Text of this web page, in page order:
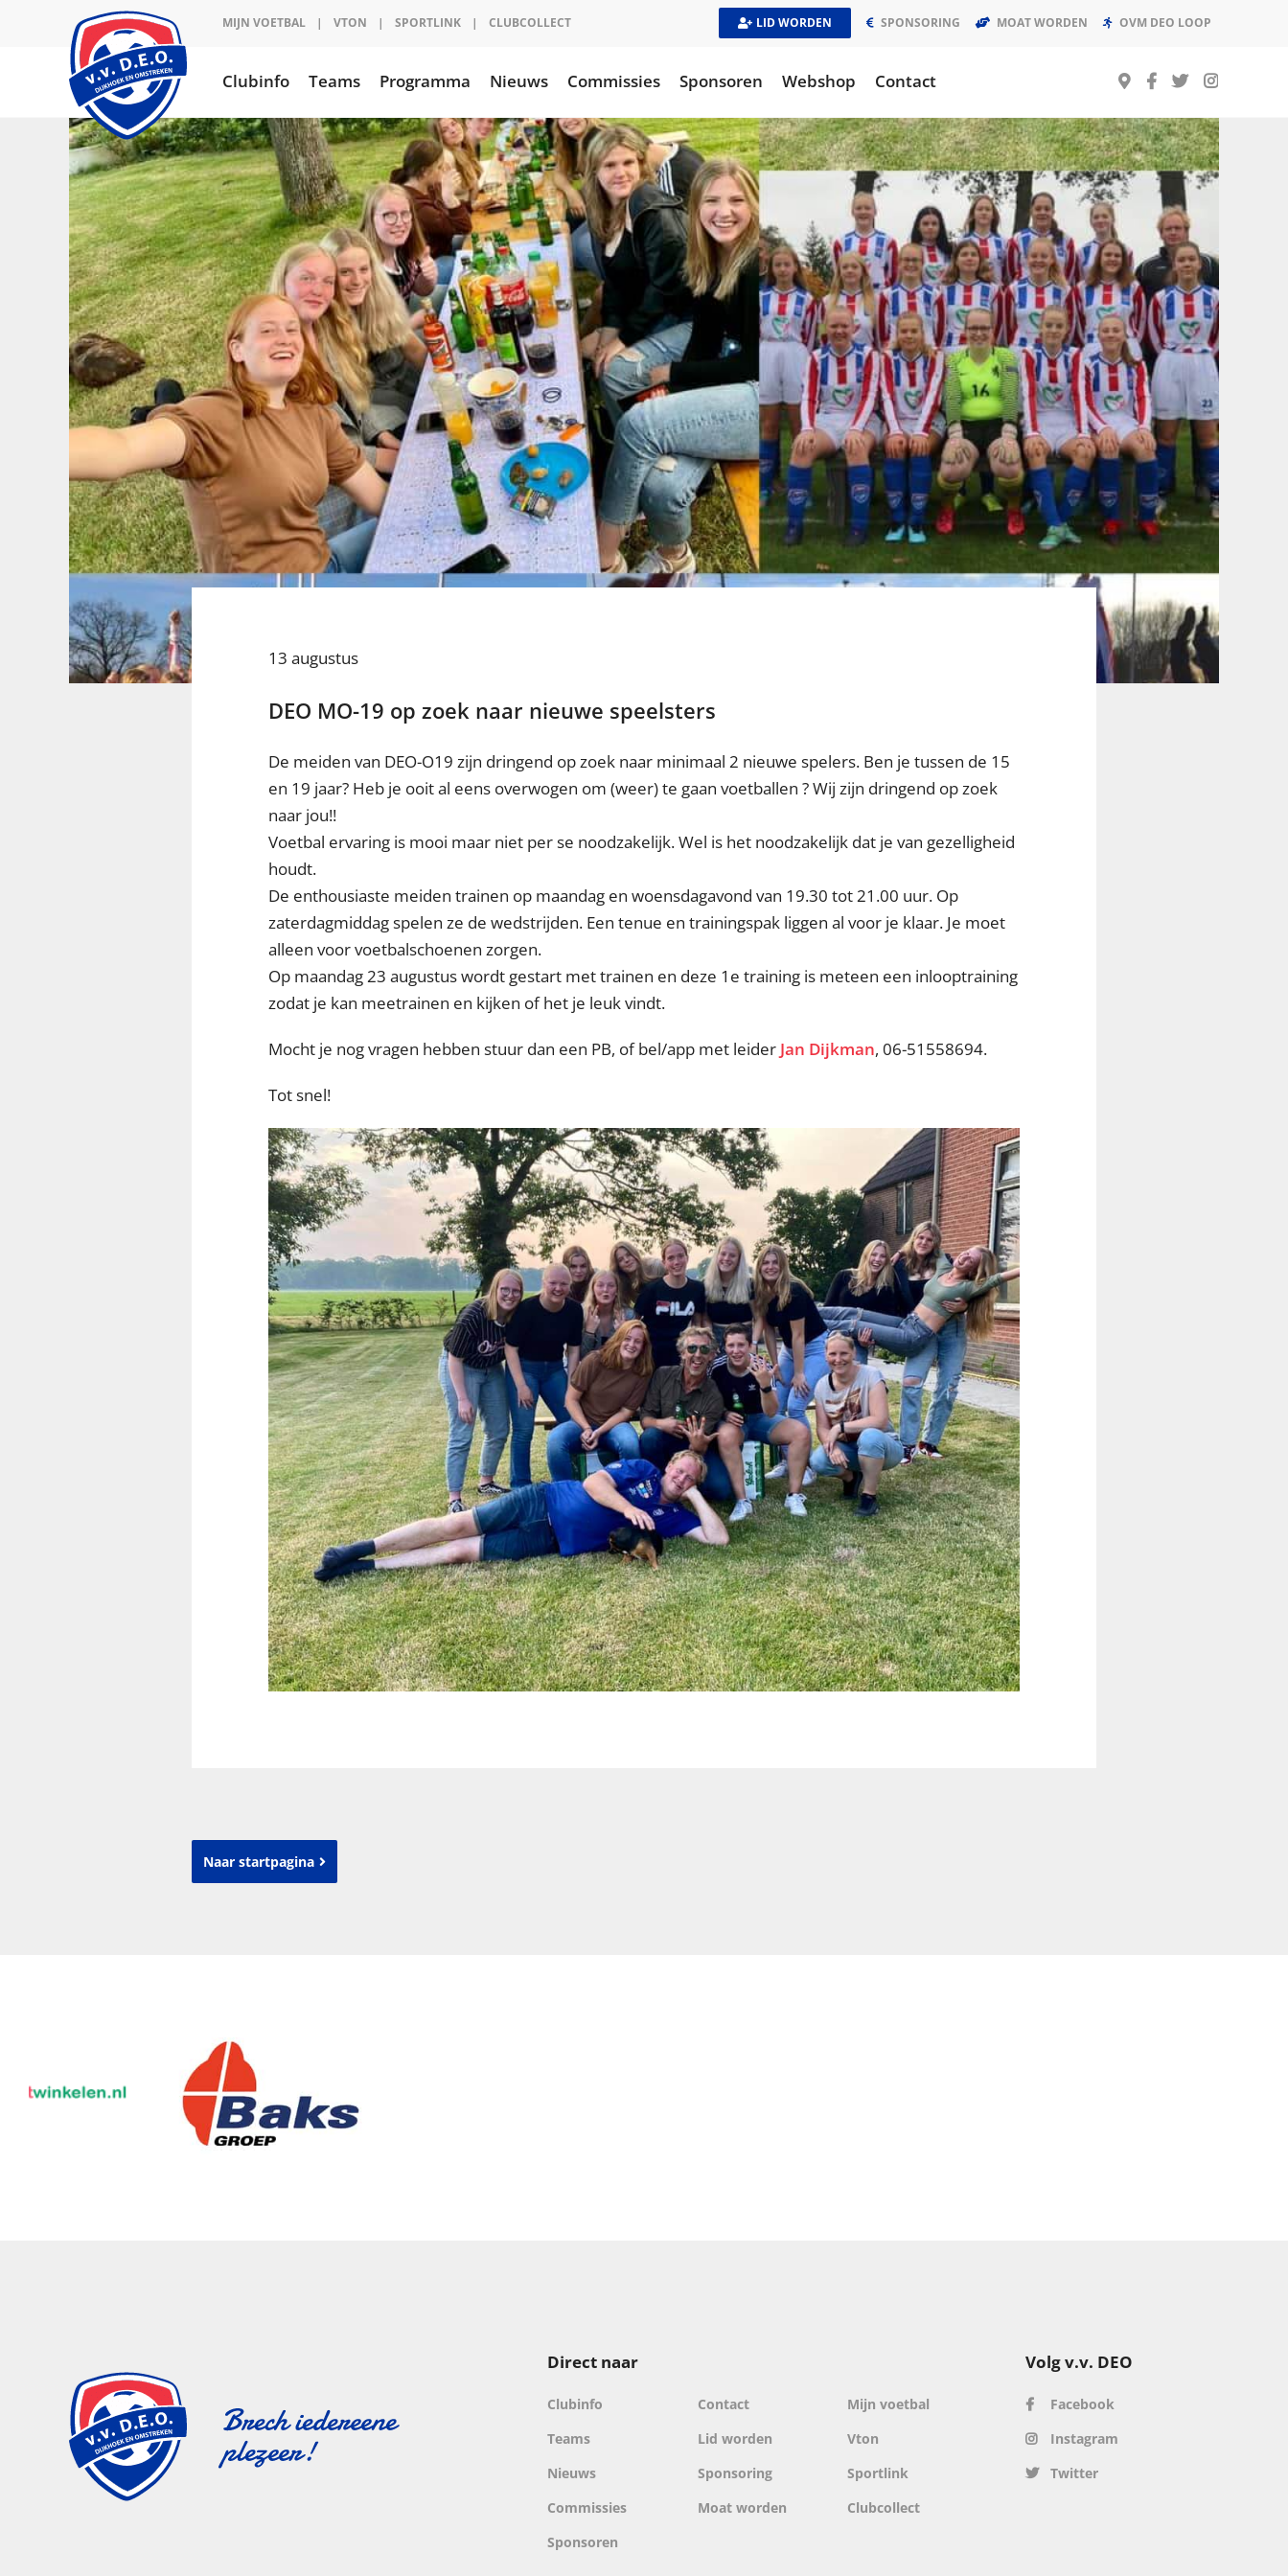
MIJN VOETBAL | VTON | SPORTLINK | CLUBCOLLECT LID WORDEN SPONSORING MOAT WORDEN OVM DEO LOOP
Clubinfo Teams Programma Nieuws Commissies Sponsoren Webshop Contact
13 augustus
DEO MO-19 op zoek naar nieuwe speelsters
De meiden van DEO-O19 zijn dringend op zoek naar minimaal 2 nieuwe spelers. Ben je tussen de 15
en 19 jaar? Heb je ooit al eens overwogen om (weer) te gaan voetballen ? Wij zijn dringend op zoek
naar jou!!
Voetbal ervaring is mooi maar niet per se noodzakelijk. Wel is het noodzakelijk dat je van gezelligheid
houdt.
De enthousiaste meiden trainen op maandag en woensdagavond van 19.30 tot 21.00 uur. Op
zaterdagmiddag spelen ze de wedstrijden. Een tenue en trainingspak liggen al voor je klaar. Je moet
alleen voor voetbalschoenen zorgen.
Op maandag 23 augustus wordt gestart met trainen en deze 1e training is meteen een inlooptraining
zodat je kan meetrainen en kijken of het je leuk vindt.
Mocht je nog vragen hebben stuur dan een PB, of bel/app met leider Jan Dijkman, 06-51558694.
Tot snel!
Naar startpagina
Direct naar
Clubinfo
Teams
Nieuws
Commissies
Sponsoren
Contact
Lid worden
Sponsoring
Moat worden
Mijn voetbal
Vton
Sportlink
Clubcollect
Volg v.v. DEO
Facebook
Instagram
Twitter